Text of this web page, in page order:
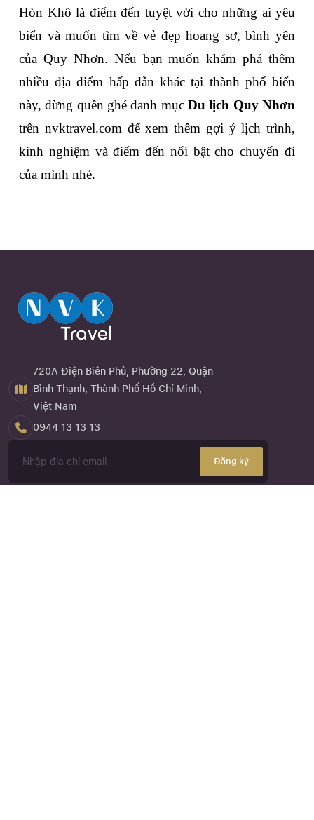
Hòn Khô là điểm đến tuyệt vời cho những ai yêu
biển và muốn tìm về vẻ đẹp hoang sơ, bình yên
của Quy Nhơn. Nếu bạn muốn khám phá thêm
nhiều địa điểm hấp dẫn khác tại thành phố biển
này, đừng quên ghé danh mục Du lịch Quy Nhơn
trên nvktravel.com để xem thêm gợi ý lịch trình,
kinh nghiệm và điểm đến nổi bật cho chuyến đi
của mình nhé.
720A Điện Biên Phủ, Phường 22, Quận
Bình Thạnh, Thành Phố Hồ Chí Minh,
Việt Nam
0944 13 13 13
Đăng ký